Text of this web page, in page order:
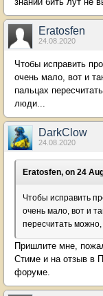
Eratosfen
24.08.2020
Чтобы исправить
очень мало, вот и
пальцах
люди...
DarkClow
24.08.2020
Eratosfen, on 24
Чтобы исправить
очень мало, вот и
пересчитать
Пришлите мне,
Стиме и на отзыв в
форуме.